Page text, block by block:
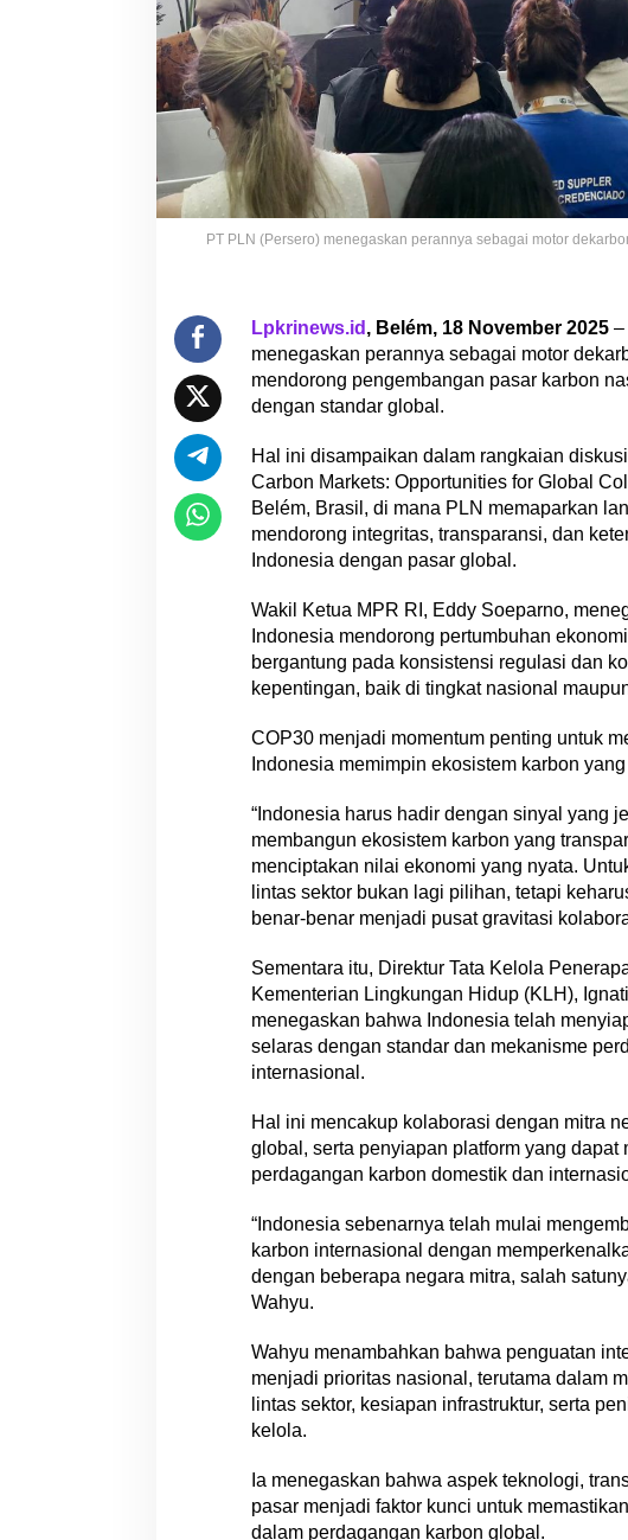
r
a
r
o
n
l
M
l
a
u
i
I
n
v
s
t
a
s
r
a
s
i
s
i
E
e
r
PT PLN (Persero) menegaskan perannya sebagai motor
Lpkrinews.id , Belém, 18 November 2025–
menegaskan perannya sebagai motor
mendorong pengembangan pasar karbon
dengan standar global.
Hal ini disampaikan dalam rangkaian
Carbon Markets: Opportunities for Global
Belém, Brasil, di mana PLN memaparkan
mendorong integritas, transparansi, dan
Indonesia dengan pasar global.
Wakil Ketua MPR RI, Eddy Soeparno,
Indonesia mendorong pertumbuhan
bergantung pada konsistensi regulasi dan
kepentingan, baik di tingkat nasional
COP30 menjadi momentum penting untuk
Indonesia memimpin ekosistem karbon
“Indonesia harus hadir dengan sinyal yang
membangun ekosistem karbon yang
menciptakan nilai ekonomi yang nyata.
lintas sektor bukan lagi pilihan, tetapi
benar-benar menjadi pusat gravitasi
Sementara itu, Direktur Tata Kelola
Kementerian Lingkungan Hidup (KLH),
menegaskan bahwa Indonesia telah
selaras dengan standar dan mekanisme
internasional.
Hal ini mencakup kolaborasi dengan mitra
global, serta penyiapan platform yang dapat
perdagangan karbon domestik dan
“Indonesia sebenarnya telah mulai
karbon internasional dengan
dengan beberapa negara mitra, salah
Wahyu.
Wahyu menambahkan bahwa penguatan
menjadi prioritas nasional, terutama dalam
lintas sektor, kesiapan infrastruktur, serta
kelola.
Ia menegaskan bahwa aspek teknologi,
pasar menjadi faktor kunci untuk
dalam perdagangan karbon global.